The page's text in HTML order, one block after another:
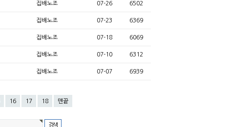
집배노조 07-26 6502
집배노조 07-23 6369
집배노조 07-18 6069
집배노조 07-10 6312
집배노조 07-07 6939
16 17 18 맨끝